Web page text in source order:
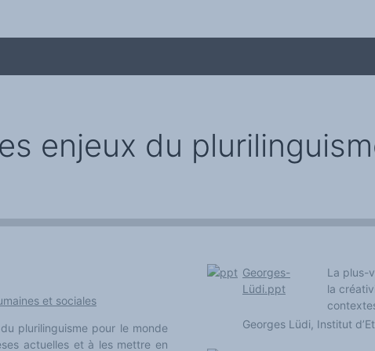
enjeux du
et sociales
plurilinguisme pour le monde
actuelles et à les mettre en
Georges-
Lüdi.ppt
La plus-
la
Georges Lüdi, Institut